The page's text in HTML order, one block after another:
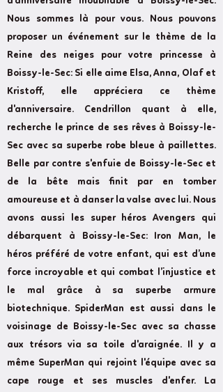
Nous sommes là pour vous. Nous pouvons
proposer un événement sur le thème de la
Reine des neiges pour votre princesse à
Boissy-le-Sec: Si elle aime Elsa, Anna, Olaf et
Kristoff, elle appréciera ce thème
d'anniversaire. Cendrillon quant à elle,
recherche le prince de ses rêves à Boissy-le-
Sec avec sa superbe robe bleue à paillettes.
Belle par contre s'enfuie de Boissy-le-Sec et
de la bête mais finit par en tomber
amoureuse et à danser la valse avec lui. Nous
avons aussi les super héros Avengers qui
débarquent à Boissy-le-Sec: Iron Man, le
héros préféré de votre enfant, qui est d’une
force incroyable et qui combat l’injustice et
le mal grâce à sa superbe armure
biotechnique. SpiderMan est aussi dans le
voisinage de Boissy-le-Sec avec sa chasse
aux trésors via sa toile d'araignée. Il y a
même SuperMan qui rejoint l'équipe avec sa
cape rouge et ses muscles d'enfer. La